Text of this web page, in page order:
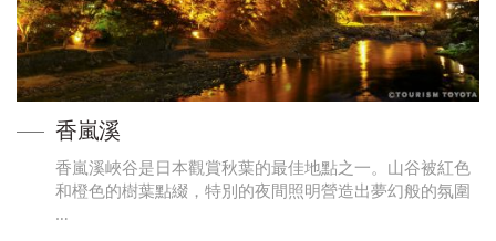
香嵐溪
香嵐溪峽谷是日本觀賞秋葉的最佳地點之一。山谷被紅色
和橙色的樹葉點綴，特別的夜間照明營造出夢幻般的氛圍
…